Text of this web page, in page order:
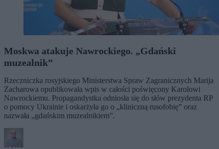
Moskwa atakuje Nawrockiego. „Gdański
muzealnik”
Rzeczniczka rosyjskiego Ministerstwa Spraw Zagranicznych Marija
Zacharowa opublikowała wpis w całości poświęcony Karolowi
Nawrockiemu. Propagandystka odniosła się do słów prezydenta RP
o pomocy Ukrainie i oskarżyła go o „kliniczną rusofobię” oraz
nazwała „gdańskim muzealnikiem”.